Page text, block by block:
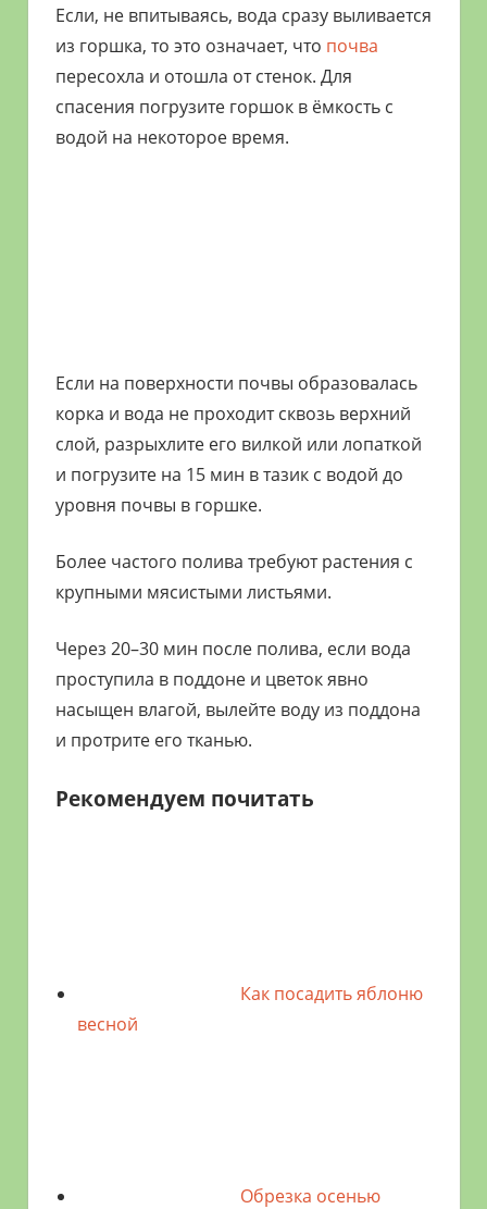
Если, не впитываясь, вода сразу выливается
из горшка, то это означает, что почва
пересохла и отошла от стенок. Для
спасения погрузите горшок в ёмкость с
водой на некоторое время.
Если на поверхности почвы образовалась
корка и вода не проходит сквозь верхний
слой, разрыхлите его вилкой или лопаткой
и погрузите на 15 мин в тазик с водой до
уровня почвы в горшке.
Более частого полива требуют растения с
крупными мясистыми листьями.
Через 20–30 мин после полива, если вода
проступила в поддоне и цветок явно
насыщен влагой, вылейте воду из поддона
и протрите его тканью.
Рекомендуем почитать
Как посадить яблоню
весной
Обрезка осенью